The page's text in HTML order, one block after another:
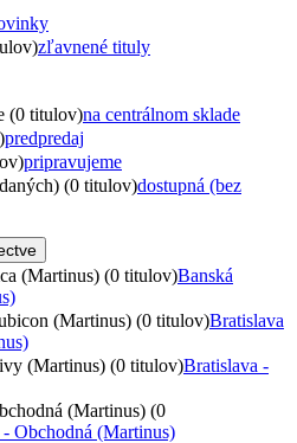
zľavnené tituly
(0 titulov)na centrálnom sklade
predpredaj
pripravujeme
(0 titulov)dostupná (bez
(Martinus) (0 titulov)Banská
(Martinus) (0 titulov)Bratislava
(Martinus) (0 titulov)Bratislava -
(Martinus) (0
Obchodná (Martinus)